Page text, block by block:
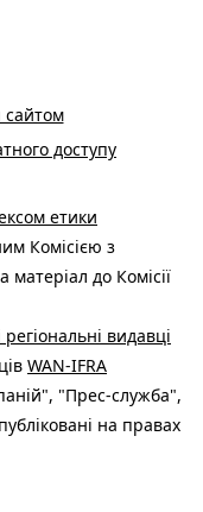
сайтом
доступу
етики
Комісією з
до Комісії
видавці
WAN-IFRA
"Прес-служба",
на правах